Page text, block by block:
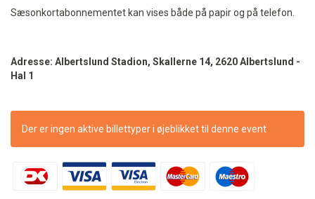
Sæsonkortabonnementet kan vises både på papir og på telefon.
Adresse: Albertslund Stadion, Skallerne 14, 2620 Albertslund -
Hal 1
Der er ingen aktive billettyper i øjeblikket til denne event